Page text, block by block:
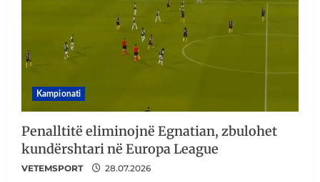
Kampionati
Penalltitë eliminojnë Egnatian, zbulohet
kundërshtari në Europa League
VETEMSPORT 28.07.2026